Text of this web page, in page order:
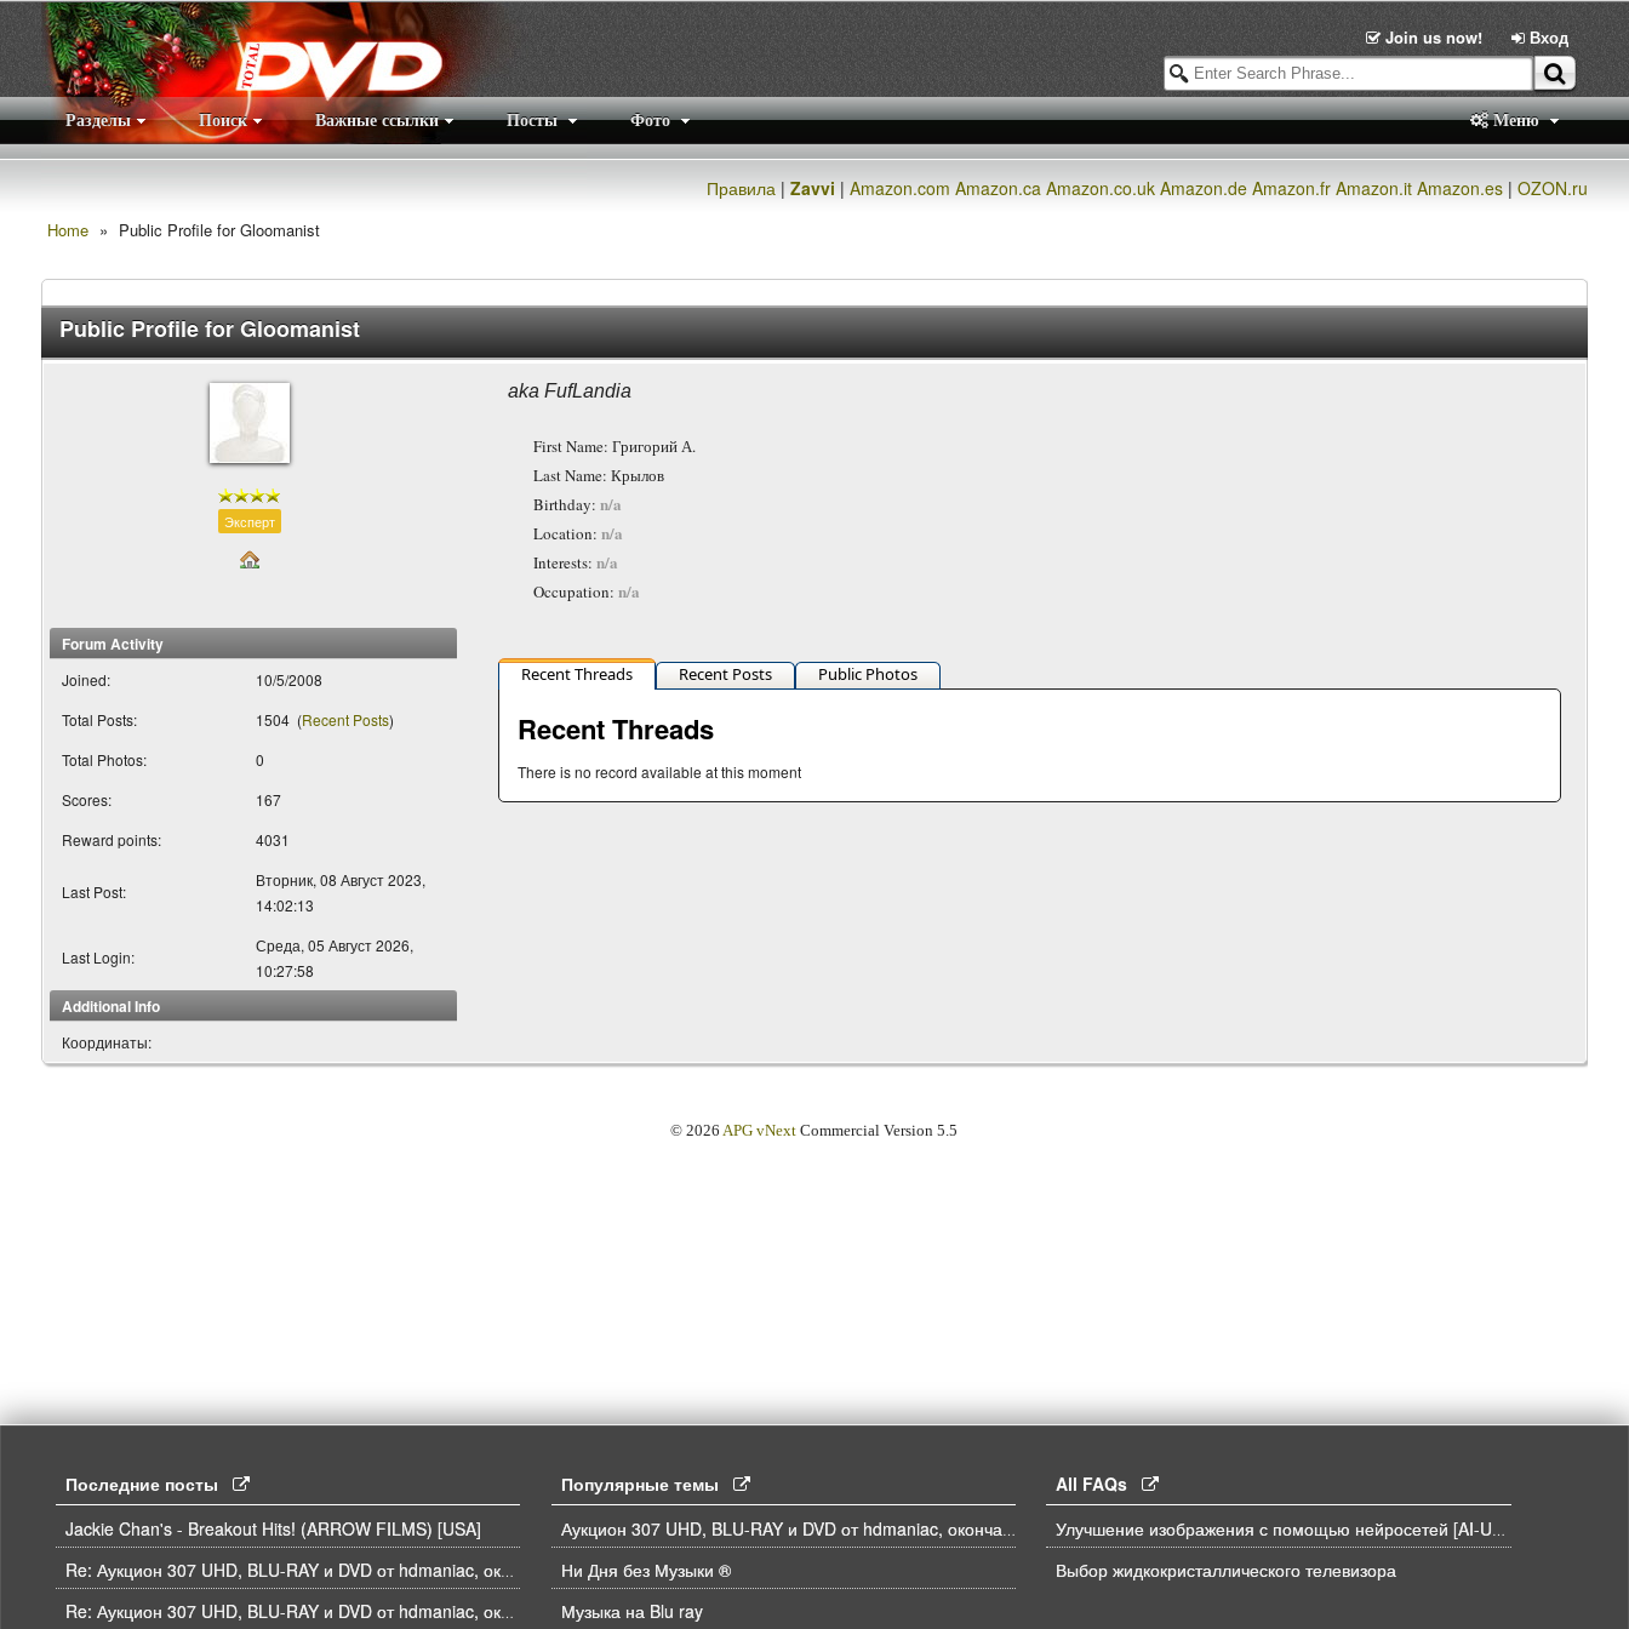
Join us now! Вход
Разделы Поиск Важные ссылки Посты Фото Меню
Правила |Zavvi |Amazon.com Amazon.ca Amazon.co.uk Amazon.de Amazon.fr Amazon.it Amazon.es |OZON.ru
Home » Public Profile for Gloomanist
Public Profile for Gloomanist
Эксперт
Forum Activity
Joined:
10/5/2008
Total Posts:
1504(Recent Posts)
Total Photos:
0
Scores:
167
Reward points:
4031
Last Post:
Вторник, 08 Август 2023,
14:02:13
Last Login:
Среда, 05 Август 2026,
10:27:58
Additional Info
Координаты:
aka FufLandia
First Name: Григорий А.
Last Name: Крылов
Birthday: n/a
Location: n/a
Interests: n/a
Occupation: n/a
Recent Threads Recent Posts Public Photos
Recent Threads
There is no record available at this moment
© 2026APG vNext Commercial Version 5.5
Последние посты
Jackie Chan's - Breakout Hits! (ARROW FILMS) [USA]
Популярные темы
Ни Дня без Музыки ®
Музыка на Blu ray
All FAQs
Выбор жидкокристаллического телевизора